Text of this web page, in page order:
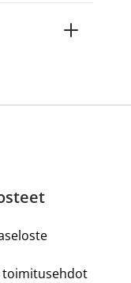
toimitusehdot